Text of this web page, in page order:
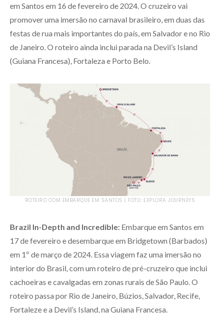
em Santos em 16 de fevereiro de 2024. O cruzeiro vai
promover uma imersão no carnaval brasileiro, em duas das
festas de rua mais importantes do país, em Salvador e no Rio
de Janeiro. O roteiro ainda inclui parada na Devil’s Island
(Guiana Francesa), Fortaleza e Porto Belo.
ROTEIRO COM EMBARQUE EM SANTOS | FOTO: EXPLORA JOURNEYS
Brazil In-Depth and Incredible: Embarque em Santos em
17 de fevereiro e desembarque em Bridgetown (Barbados)
em 1º de março de 2024. Essa viagem faz uma imersão no
interior do Brasil, com um roteiro de pré-cruzeiro que inclui
cachoeiras e cavalgadas em zonas rurais de São Paulo. O
roteiro passa por Rio de Janeiro, Búzios, Salvador, Recife,
Fortaleze e a Devil’s Island, na Guiana Francesa.